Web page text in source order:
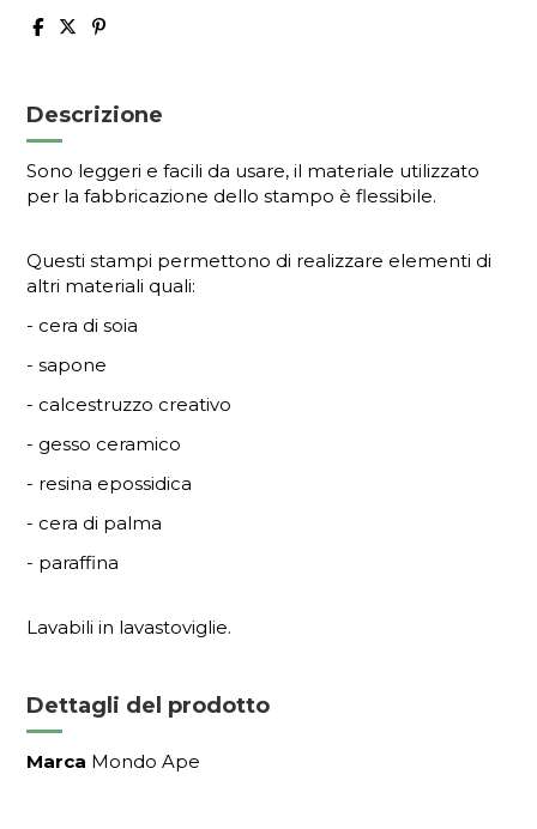
Descrizione
Sono leggeri e facili da usare, il materiale utilizzato
per la fabbricazione dello stampo è flessibile.
Questi stampi permettono di realizzare elementi di
altri materiali quali:
- cera di soia
- sapone
- calcestruzzo creativo
- gesso ceramico
- resina epossidica
- cera di palma
- paraffina
Lavabili in lavastoviglie.
Dettagli del prodotto
Marca Mondo Ape